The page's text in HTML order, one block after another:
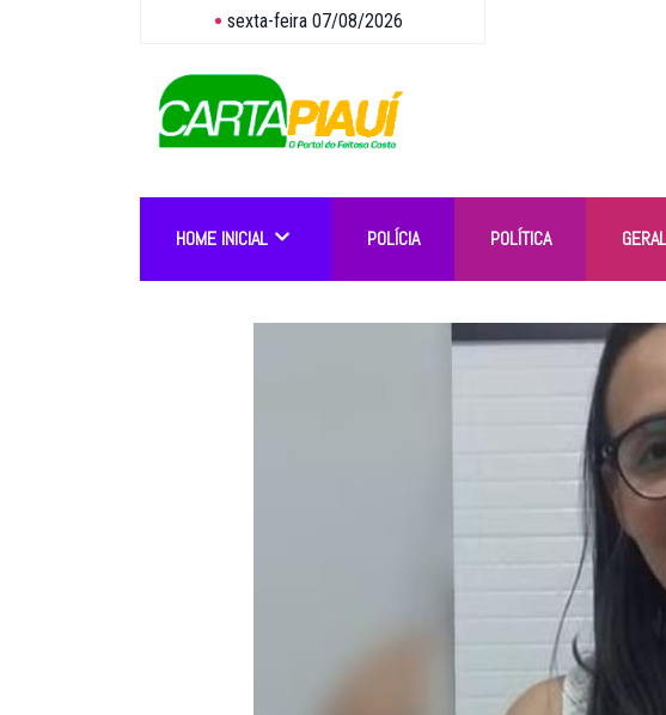
sexta-feira 07/08/2026
HOME INICIAL POLÍCIA POLÍTICA GERAL